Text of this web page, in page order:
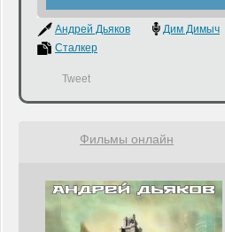
Андрей Дьяков Дим Димыч
Сталкер
Tweet
Фильмы онлайн